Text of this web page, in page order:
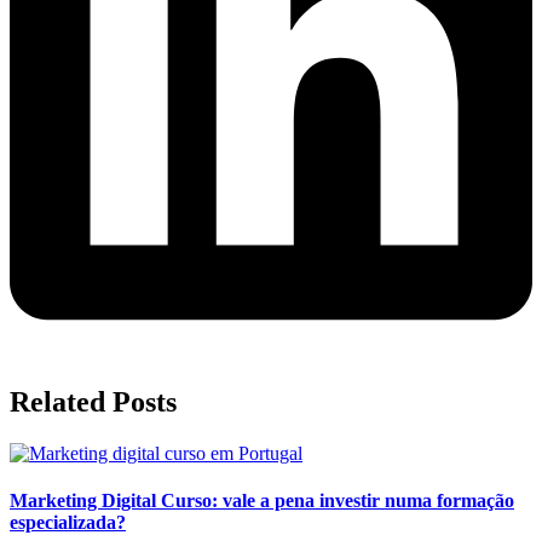
Related Posts
Marketing Digital Curso: vale a pena investir numa formação
especializada?